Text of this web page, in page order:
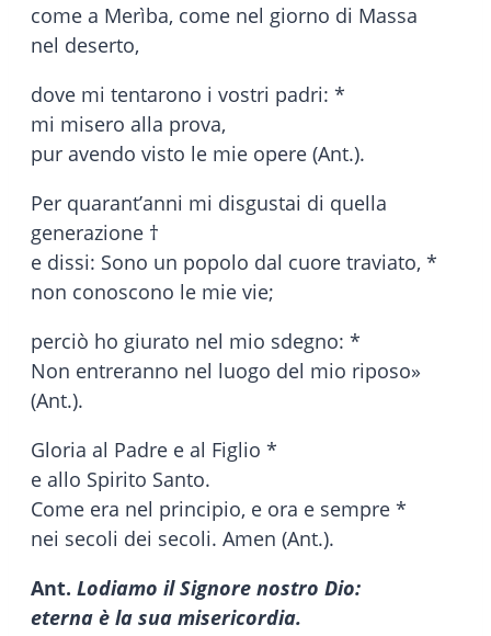
come a Merìba, come nel giorno di Massa
nel deserto,
dove mi tentarono i vostri padri: *
mi misero alla prova,
pur avendo visto le mie opere (Ant.).
Per quarant’anni mi disgustai di quella
generazione †
e dissi: Sono un popolo dal cuore traviato, *
non conoscono le mie vie;
perciò ho giurato nel mio sdegno: *
Non entreranno nel luogo del mio riposo»
(Ant.).
Gloria al Padre e al Figlio *
e allo Spirito Santo.
Come era nel principio, e ora e sempre *
nei secoli dei secoli. Amen (Ant.).
Ant. Lodiamo il Signore nostro Dio:
eterna è la sua misericordia.